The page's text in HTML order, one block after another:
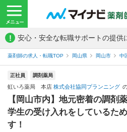
! 安心・安全な転職サポートの提供
薬剤師の求人・転職TOP 岡山県 岡山市 中
正社員 調剤薬局
虹いろ薬局 本店 株式会社協同プランニング
【岡山市内】地元密着の調剤
学生の受け入れをしているた
す！